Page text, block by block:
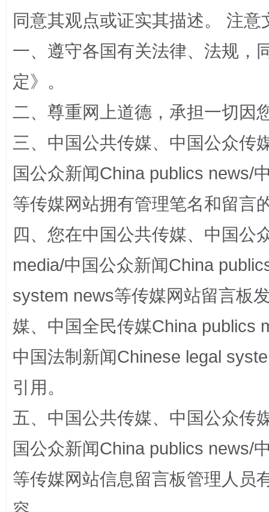
国家大学科技园优化重塑工作
扯下公款旅游的“隐身衣” 如何以
“蜀中异人”王建安的艺术幻境
同意其观点或证实其描述。 注
一、遵守各国有关法律、法规，
定》。
二、尊重网上道德，承担一切因
三、中国公共传媒、中国公众传
国公众新闻China publics news/
等传媒网站拥有管理笔名和留言
四、您在中国公共传媒、中国公
media/中国公众新闻China
system news等传媒网站留言板
媒、中国全民传媒China publics
中国法制新闻Chinese legal
引用。
五、中国公共传媒、中国公众传
国公众新闻China publics news/
等传媒网站信息留言板管理人员